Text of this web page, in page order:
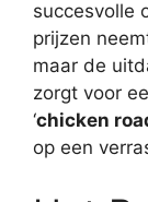
succesvolle
prijzen
maar de
zorgt voor
‘chicken
op een